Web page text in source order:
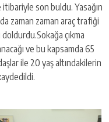
itibariyle son buldu. Yasağın
zaman zaman araç trafiği
çıkma
ve bu kapsamda 65
ile 20 yaş altındakilerin